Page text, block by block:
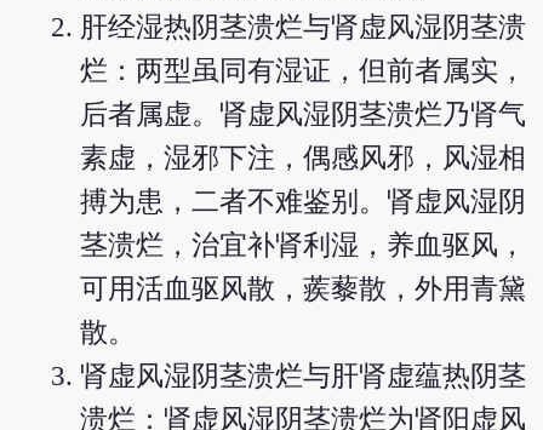
肝经湿热阴茎溃烂与肾虚风湿阴茎溃
烂：两型虽同有湿证，但前者属实，
后者属虚。肾虚风湿阴茎溃烂乃肾气
素虚，湿邪下注，偶感风邪，风湿相
搏为患，二者不难鉴别。肾虚风湿阴
茎溃烂，治宜补肾利湿，养血驱风，
可用活血驱风散，蒺藜散，外用青黛
散。
肾虚风湿阴茎溃烂与肝肾虚蕴热阴茎
溃烂：肾虚风湿阴茎溃烂为肾阳虚风